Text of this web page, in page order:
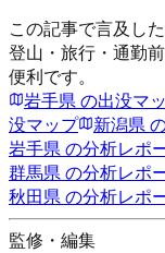
この記事で言及し
登山・旅行・通勤
便利です。
岩手県の出没マ
没マップ
新潟県
岩手県の分析レポ
群馬県の分析レポ
秋田県の分析レポ
監修・編集